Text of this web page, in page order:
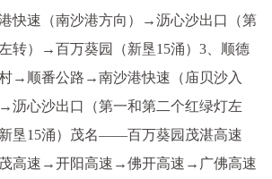
快速（南沙港方向）→沥心沙出口（第
转）→百万葵园（新垦15涌）3、顺德
→顺番公路→南沙港快速（庙贝沙入
沥心沙出口（第一和第二个红绿灯左
垦15涌）茂名——百万葵园茂湛高速
高速→开阳高速→佛开高速→广佛高速